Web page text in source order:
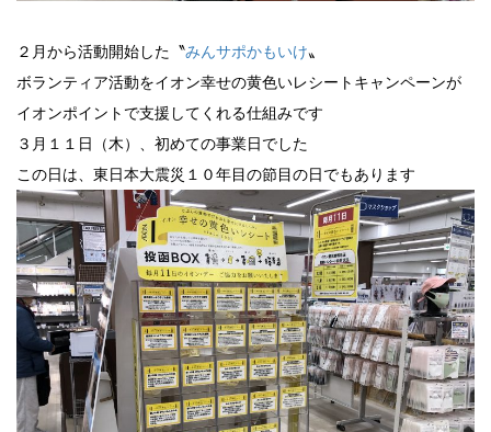
２月から活動開始した〝みんサポかもいけ〟
ボランティア活動をイオン幸せの黄色いレシートキャンペーンが
イオンポイントで支援してくれる仕組みです
３月１１日（木）、初めての事業日でした
この日は、東日本大震災１０年目の節目の日でもあります